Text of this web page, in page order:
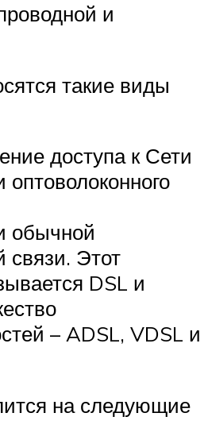
и
такие виды
доступа к Сети
обычной
связи. Этот
DSL и
– ADSL, VDSL и
на следующие